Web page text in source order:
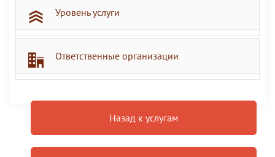
Уровень услуги
Ответственные организации
Назад к услугам